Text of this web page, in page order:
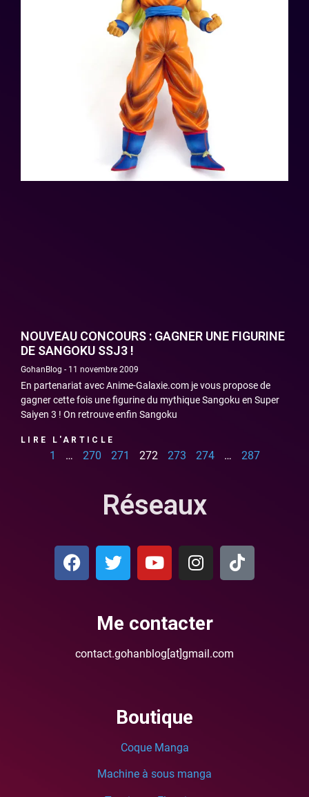
NOUVEAU CONCOURS : GAGNER UNE FIGURINE
DE SANGOKU SSJ3 !
GohanBlog 11 novembre 2009
En partenariat avec Anime-Galaxie.com je vous propose de
gagner cette fois une figurine du mythique Sangoku en Super
Saiyen 3 ! On retrouve enfin Sangoku
LIRE L'ARTICLE
1 … 270 271 272 273 274 … 287
Réseaux
Me contacter
contact.gohanblog[at]gmail.com
Boutique
Coque Manga
Machine à sous manga